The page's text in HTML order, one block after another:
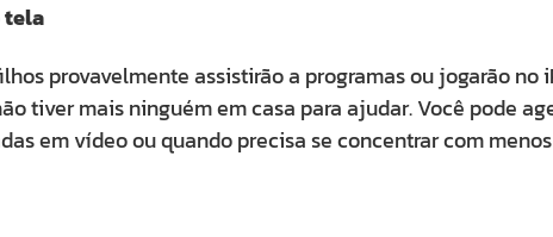
tela
provavelmente assistirão a programas ou jogarão no
tiver mais ninguém em casa para ajudar. Você pode
em vídeo ou quando precisa se concentrar com